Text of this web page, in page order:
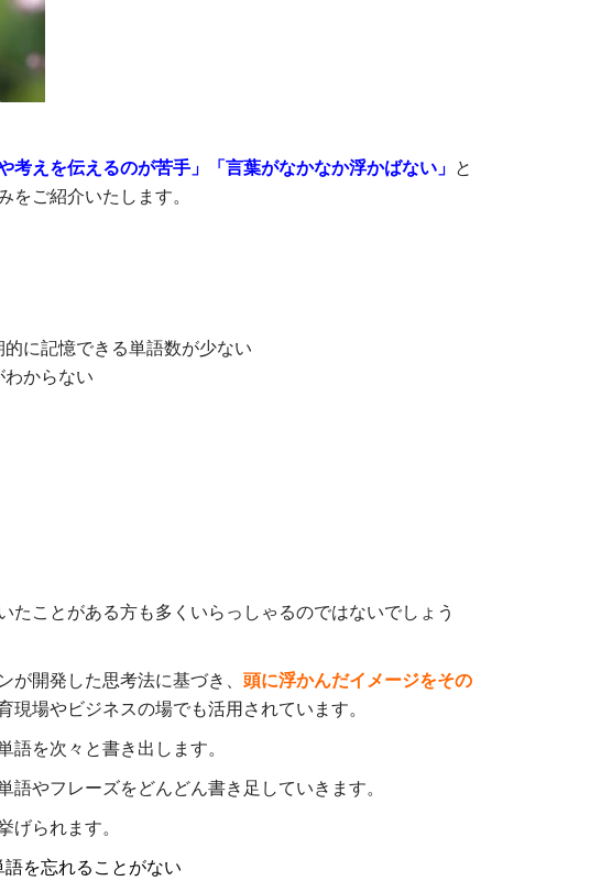
考えを伝えるのが苦手」「言葉がなかなか浮かばない」 と
ご紹介いたします。
に記憶できる単語数が少ない
からない
たことがある方も多くいらっしゃるのではないでしょう
開発した思考法に基づき、 頭に浮かんだイメージをその
現場やビジネスの場でも活用されています。
を次々と書き出します。
やフレーズをどんどん書き足していきます。
られます。
を忘れることがない